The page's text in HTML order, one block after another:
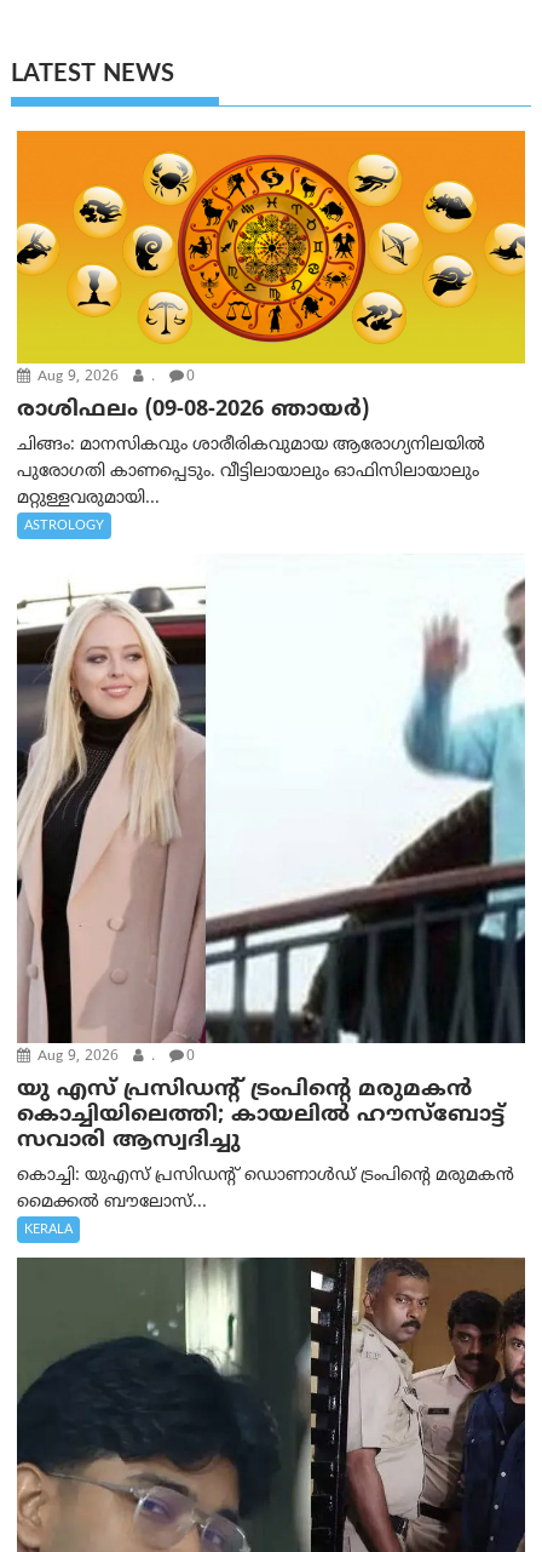
LATEST NEWS
Aug 9, 2026 . 0
രാശിഫലം (09-08-2026 ഞായര്‍)
ചിങ്ങം: മാനസികവും ശാരീരികവുമായ ആരോഗ്യനിലയിൽ
പുരോഗതി കാണപ്പെടും. വീട്ടിലായാലും ഓഫിസിലായാലും
മറ്റുള്ളവരുമായി...
ASTROLOGY
Aug 9, 2026 . 0
യു എസ് പ്രസിഡന്റ് ട്രംപിന്റെ മരുമകൻ
കൊച്ചിയിലെത്തി; കായലിൽ ഹൗസ്ബോട്ട്
സവാരി ആസ്വദിച്ചു
കൊച്ചി: യുഎസ് പ്രസിഡന്റ് ഡൊണാൾഡ് ട്രംപിന്റെ മരുമകൻ
മൈക്കൽ ബൗലോസ്...
KERALA